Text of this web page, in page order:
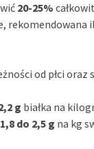
20-25%
rekomendowana
od płci
g białka na
1,8 do 2,5 g na kg